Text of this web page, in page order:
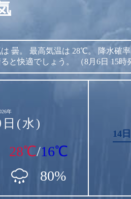
曇。 最高気温は 28℃。 降水確
と快適でしょう。
（8月6日 15時
年
日(水)
28℃/16℃
80%
14